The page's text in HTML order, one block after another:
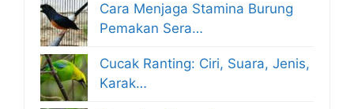
Cara Menjaga Stamina Burung
Pemakan Sera…
Cucak Ranting: Ciri, Suara, Jenis,
Karak…